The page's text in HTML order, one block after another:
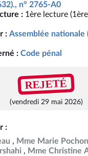
n° 2765-A0
: 1ère lecture
: Assemblée nationale
: Code pénal
REJETÉ
(vendredi 29 mai 2026)
:
Mme Marie Pochon
Mme Christine